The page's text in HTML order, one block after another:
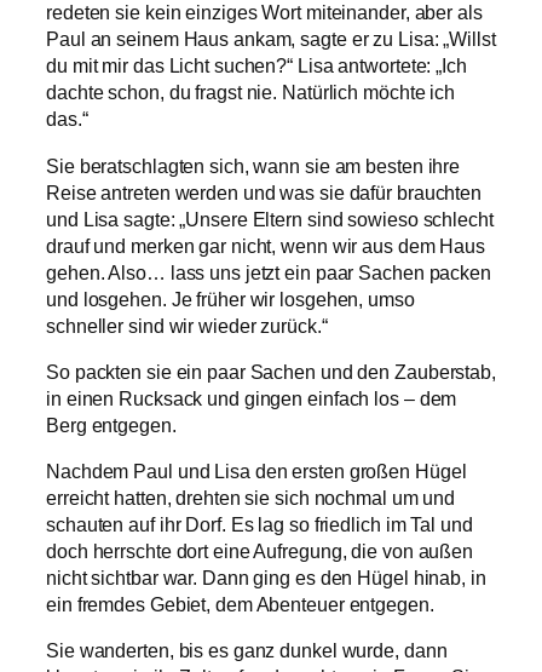
redeten sie kein einziges Wort miteinander, aber als
Paul an seinem Haus ankam, sagte er zu Lisa: „Willst
du mit mir das Licht suchen?“ Lisa antwortete: „Ich
dachte schon, du fragst nie. Natürlich möchte ich
das.“
Sie beratschlagten sich, wann sie am besten ihre
Reise antreten werden und was sie dafür brauchten
und Lisa sagte: „Unsere Eltern sind sowieso schlecht
drauf und merken gar nicht, wenn wir aus dem Haus
gehen. Also… lass uns jetzt ein paar Sachen packen
und losgehen. Je früher wir losgehen, umso
schneller sind wir wieder zurück.“
So packten sie ein paar Sachen und den Zauberstab,
in einen Rucksack und gingen einfach los – dem
Berg entgegen.
Nachdem Paul und Lisa den ersten großen Hügel
erreicht hatten, drehten sie sich nochmal um und
schauten auf ihr Dorf. Es lag so friedlich im Tal und
doch herrschte dort eine Aufregung, die von außen
nicht sichtbar war. Dann ging es den Hügel hinab, in
ein fremdes Gebiet, dem Abenteuer entgegen.
Sie wanderten, bis es ganz dunkel wurde, dann